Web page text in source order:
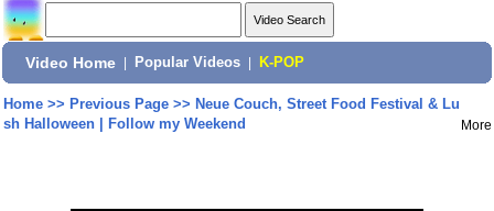
Video Home Popular Videos K-POP
Home>> Previous Page>> Neue Couch, Street Food Festival & Lu
sh Halloween | Follow my Weekend
More